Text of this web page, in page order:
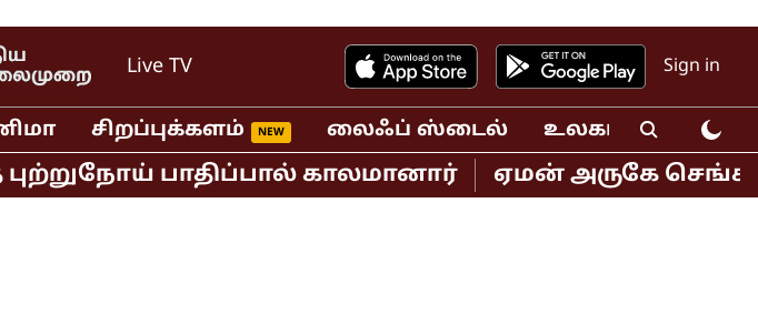
Live TV Sign in
சிறப்புக்களம் லைஃப் ஸ்டைல் உலகம்
பாதிப்பால் காலமானார் ஏமன் அருகே